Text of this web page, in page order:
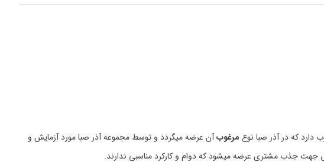
که در آذر صبا نوع مرغوبآن عرضه میگردد و توسط مجموعه آذر صبا مورد آزمایش و
جهت جذب مشتری عرضه میشود که دوام و کارکرد مناسبی ندارند.